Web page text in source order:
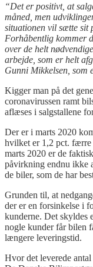
“Det er positivt, at
måned, men
situationen vil sætte sit
Forhåbentlig kommer
over de helt
arbejde, som er helt
Gunni Mikkelsen, som
Kigger man på det
coronavirussen ramt
aflæses i salgstallene
Der er i marts 2020
hvilket er 1,2 pct. færre
marts 2020 er de
påvirkning endnu ikke
de biler, som de har
Grunden til, at
der er en forsinkelse i
kunderne. Det skyldes
nogle kunder får bilen
længere leveringstid.
Hvor det leverede